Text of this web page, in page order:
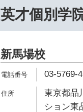
英才個別学
新馬場校
03-5769-
東京都品
ション東